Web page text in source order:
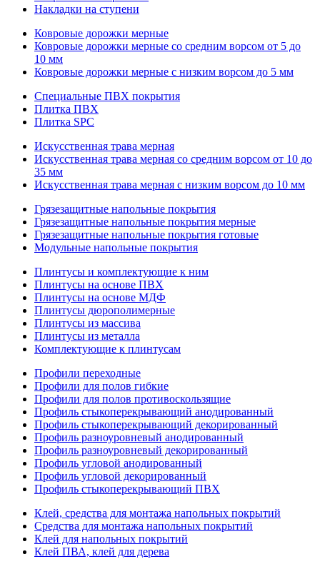
Накладки на ступени
Ковровые дорожки мерные
Ковровые дорожки мерные со средним ворсом от 5 до
10 мм
Ковровые дорожки мерные с низким ворсом до 5 мм
Специальные ПВХ покрытия
Плитка ПВХ
Плитка SPC
Искуccтвенная трава мерная
Искусственная трава мерная со средним ворсом от 10 до
35 мм
Искусственная трава мерная с низким ворсом до 10 мм
Грязезащитные напольные покрытия
Грязезащитные напольные покрытия мерные
Грязезащитные напольные покрытия готовые
Модульные напольные покрытия
Плинтусы и комплектующие к ним
Плинтусы на основе ПВХ
Плинтусы на основе МДФ
Плинтусы дюрополимерные
Плинтусы из массива
Плинтусы из металла
Комплектующие к плинтусам
Профили переходные
Профили для полов гибкие
Профили для полов противоскользящие
Профиль стыкоперекрывающий анодированный
Профиль стыкоперекрывающий декорированный
Профиль разноуровневый анодированный
Профиль разноуровневый декорированный
Профиль угловой анодированный
Профиль угловой декорированный
Профиль стыкоперекрывающий ПВХ
Клей, средства для монтажа напольных покрытий
Средства для монтажа напольных покрытий
Клей для напольных покрытий
Клей ПВА, клей для дерева